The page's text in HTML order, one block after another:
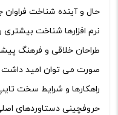
حال و آینده شناخت
نرم افزارها شناخت بیشتری
طراحان خلاقی و فرهنگ
صورت می توان امید داشت
راهکارها و شرایط سخت
حروفچینی دستاوردهای